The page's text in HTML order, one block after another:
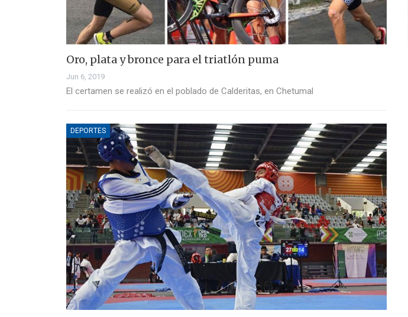
Oro, plata y bronce para el triatlón puma
Jun 6, 2019
El certamen se realizó en el poblado de Calderitas, en Chetumal
DEPORTES